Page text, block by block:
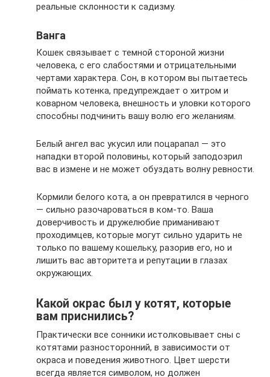
реальные склонности к садизму.
Ванга
Кошек связывает с темной стороной жизни
человека, с его слабостями и отрицательными
чертами характера. Сон, в котором вы пытаетесь
поймать котенка, предупреждает о хитром и
коварном человека, внешность и уловки которого
способны подчинить вашу волю его желаниям.
Белый ангел вас укусил или поцарапал — это
нападки второй половины, который заподозрил
вас в измене и не может обуздать волну ревности.
Кормили белого кота, а он превратился в черного
— сильно разочароваться в ком-то. Ваша
доверчивость и дружелюбие приманивают
проходимцев, которые могут сильно ударить не
только по вашему кошельку, разорив его, но и
лишить вас авторитета и репутации в глазах
окружающих.
Какой окрас был у котят, которые
вам приснились?
Практически все сонники истолковывает сны с
котятами разносторонний, в зависимости от
окраса и поведения животного. Цвет шерсти
всегда является символом, но должен